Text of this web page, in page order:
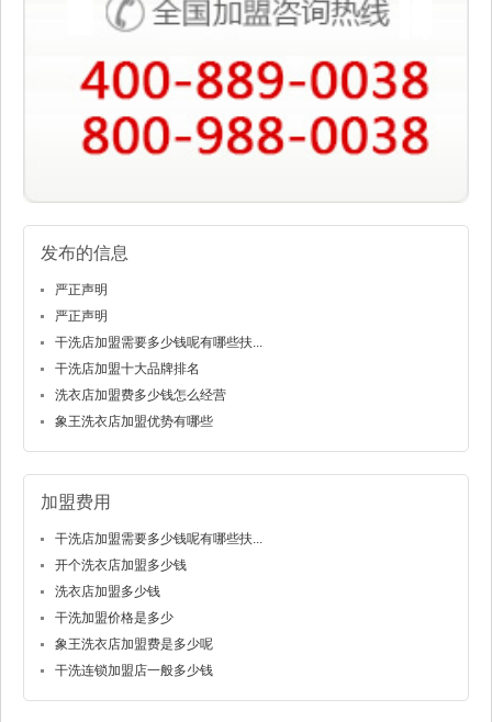
发布的信息
严正声明
严正声明
干洗店加盟需要多少钱呢有哪些扶...
干洗店加盟十大品牌排名
洗衣店加盟费多少钱怎么经营
象王洗衣店加盟优势有哪些
加盟费用
干洗店加盟需要多少钱呢有哪些扶...
开个洗衣店加盟多少钱
洗衣店加盟多少钱
干洗加盟价格是多少
象王洗衣店加盟费是多少呢
干洗连锁加盟店一般多少钱